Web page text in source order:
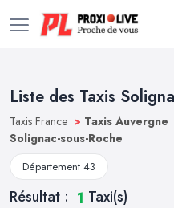
Liste des Taxis
Taxis France > Taxis Auvergne
Solignac-sous-Roche
Département 43
Résultat : 1 Taxi(s)